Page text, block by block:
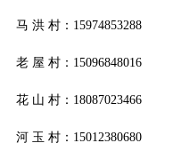
马 洪 村：15974853288
老 屋 村：15096848016
花 山 村：18087023466
河 玉 村：15012380680